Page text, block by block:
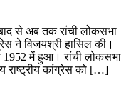
से अब तक रांची लोकसभा
ने विजयश्री हासिल की।
में हुआ। रांची लोकसभा
राष्ट्रीय कांग्रेस को […]